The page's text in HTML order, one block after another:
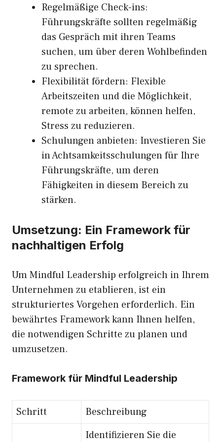
Regelmäßige Check-ins:
Führungskräfte sollten regelmäßig
das Gespräch mit ihren Teams
suchen, um über deren Wohlbefinden
zu sprechen.
Flexibilität fördern: Flexible
Arbeitszeiten und die Möglichkeit,
remote zu arbeiten, können helfen,
Stress zu reduzieren.
Schulungen anbieten: Investieren Sie
in Achtsamkeitsschulungen für Ihre
Führungskräfte, um deren
Fähigkeiten in diesem Bereich zu
stärken.
Umsetzung: Ein Framework für
nachhaltigen Erfolg
Um Mindful Leadership erfolgreich in Ihrem
Unternehmen zu etablieren, ist ein
strukturiertes Vorgehen erforderlich. Ein
bewährtes Framework kann Ihnen helfen,
die notwendigen Schritte zu planen und
umzusetzen.
Framework für Mindful Leadership
Schritt Beschreibung
Identifizieren Sie die